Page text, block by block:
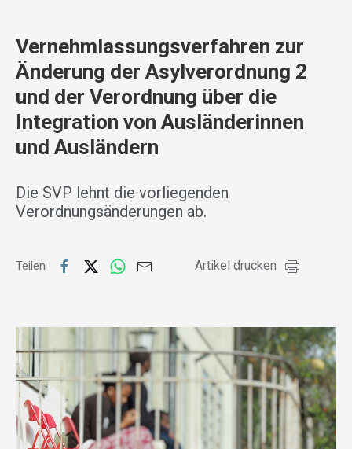
Vernehmlassungsverfahren zur
Änderung der Asylverordnung 2
und der Verordnung über die
Integration von Ausländerinnen
und Ausländern
Die SVP lehnt die vorliegenden
Verordnungsänderungen ab.
Teilen Artikel drucken